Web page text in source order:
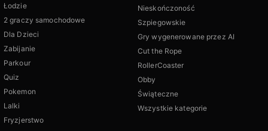
Łodzie
2 graczy samochodowe
Dla Dzieci
Zabijanie
Parkour
Quiz
Pokemon
Lalki
Fryzjerstwo
Nieskończoność
Szpiegowskie
Gry wygenerowane przez AI
Cut the Rope
RollerCoaster
Obby
Świąteczne
Wszystkie kategorie